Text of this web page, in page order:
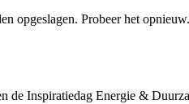
opgeslagen. Probeer het opnieuw.
de Inspiratiedag Energie &